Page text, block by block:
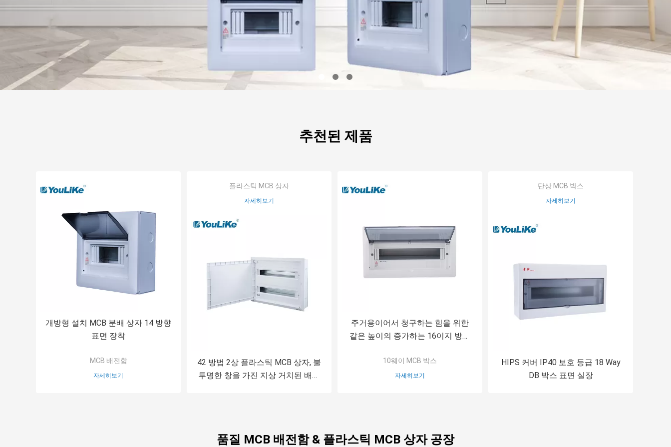
추천된 제품
개방형 설치 MCB 분배 상자 14 방향
표면 장착
MCB 배전함
자세히보기
플라스틱 MCB 상자
자세히보기
42 방법 2상 플라스틱 MCB 상자, 불
투명한 창을 가진 지상 거치된 배전
주거용이어서 청구하는 힘을 위한
같은 높이의 증가하는 16이지 방법
10웨이 MCB 박스
자세히보기
단상 MCB 박스
자세히보기
HIPS 커버 IP40 보호 등급 18 Way
DB 박스 표면 실장
품질 MCB 배전함 & 플라스틱 MCB 상자 공장